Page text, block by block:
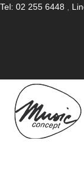
Tel: 02 255 6448